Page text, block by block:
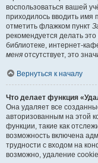
воспользоваться вашей
приходилось вводить имя
отметить флажком пункт
рекомендуется делать
библиотеке, интернет-
меня отсутствует, это
Вернуться к началу
Что делает функция
Она удаляет все
авторизованным на этой
функции, такие как
возможность включена
трудности с входом на
возможно, удаление